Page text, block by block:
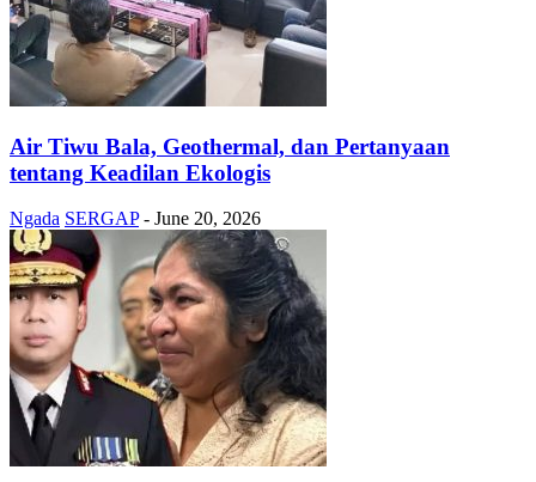
Air Tiwu Bala, Geothermal, dan Pertanyaan
tentang Keadilan Ekologis
Ngada SERGAP - June 20, 2026